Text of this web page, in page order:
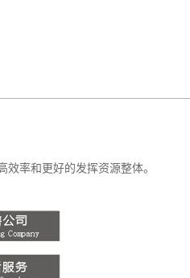
率和更好的发挥资源整体。